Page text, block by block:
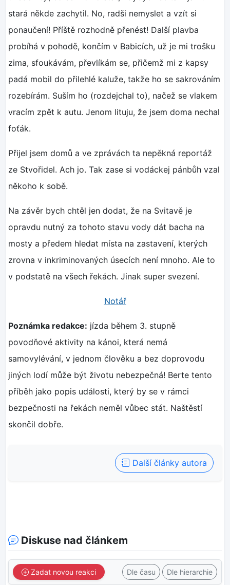
stará někde zachytil. No, radši nemyslet a vzít si
ponaučení! Příště rozhodně přenést! Další plavba
probíhá v pohodě, končím v Babicích, už je mi trošku
zima, sfoukávám, převlíkám se, přičemž mi z kapsy
padá mobil do přilehlé kaluže, takže ho se sakrováním
rozebírám. Suším ho (rozdejchal to), načež se vlakem
vracím zpět k autu. Jenom lituju, že jsem doma nechal
foťák.
Přijel jsem domů a ve zprávách ta nepěkná reportáž
ze Stvořidel. Ach jo. Tak zase si vodáckej pánbůh vzal
někoho k sobě.
Na závěr bych chtěl jen dodat, že na Svitavě je
opravdu nutný za tohoto stavu vody dát bacha na
mosty a předem hledat místa na zastavení, kterých
zrovna v inkriminovaných úsecích není mnoho. Ale to
v podstatě na všech řekách. Jinak super svezení.
Notář
Poznámka redakce: jízda během 3. stupně
povodňové aktivity na kánoi, která nemá
samovylévání, v jednom člověku a bez doprovodu
jiných lodí může být životu nebezpečná! Berte tento
příběh jako popis události, který by se v rámci
bezpečnosti na řekách neměl vůbec stát. Naštěstí
skončil dobře.
Další články autora
Diskuse nad článkem
Zadat novou reakci Dle času Dle hierarchie